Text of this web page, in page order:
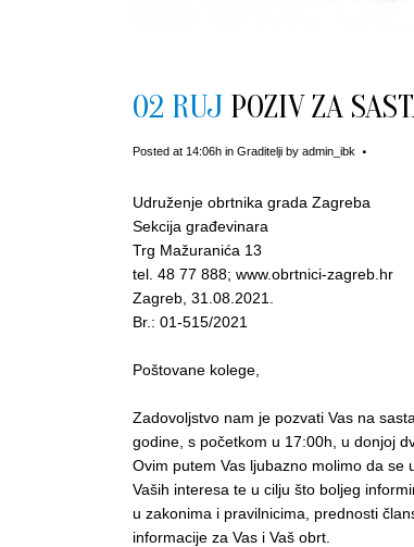
02 RUJ POZIV ZA
Posted at 14:06h in Graditelji by admin_ibk
Udruženje obrtnika grada Zagreba
Sekcija građevinara
Trg Mažuranića 13
tel. 48 77 888; www.obrtnici-zagreb.hr
Zagreb, 31.08.2021.
Br.: 01-515/2021
Poštovane kolege,
Zadovoljstvo nam je pozvati Vas na
godine, s početkom u 17:00h, u donjoj
Ovim putem Vas ljubazno molimo da
Vaših interesa te u cilju što boljeg
u zakonima i pravilnicima, prednosti
informacije za Vas i Vaš obrt.